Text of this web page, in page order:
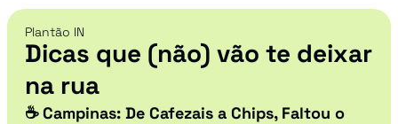
Plantão IN
Dicas que (não) vão te deixar
na rua
☕ Campinas: De Cafezais a Chips, Faltou o